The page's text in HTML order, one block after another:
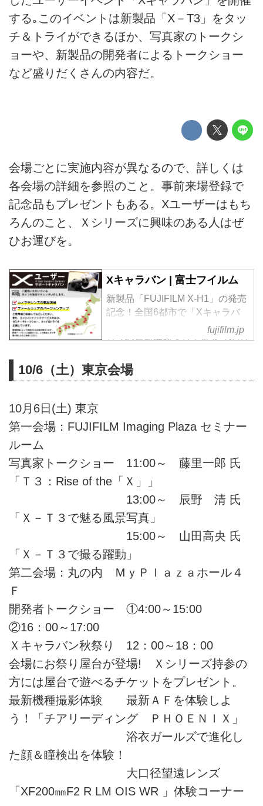
する｡このイベントは新製品「X－T3」をタッ
チ＆トライができるほか、写真家のトークシ
ョーや、新製品の開発者によるトークショー
など盛りだくさんの内容だ。
会場ごとに実施内容が異なるので、詳しくは
各会場の詳細を参照のこと。事前来場登録で
記念品もプレゼントもある。Xユーザーはもち
ろんのこと、Ｘシリーズに興味のある人はぜ
ひお運びを。
Xキャラバン | 富士フイルム
新製品「FUJIFILM X-H1」の発売
記念！全国6都市で「Xキャラバ
ン」を開催！写真家のワークショ
ップや最新機種タッチ＆トライの
会などXユーザーやXシリーズに
興味をお持ちの方にも楽しんでい
fujifilm.jp
10/6（土）東京会場
10月6日(土) 東京
第一会場：FUJIFILM Imaging Plaza セミナー
ルーム
写真家トークショー 11:00～ 藤里一郎 氏
「Ｔ３：Rise of the「Ｘ」」
13:00～ 辰野 清 氏
「Ｘ－Ｔ３で魅る風景写真」
15:00～ 山田高央 氏
「Ｘ－Ｔ３で撮る躍動」
第二会場：丸の内 ＭｙＰｌａｚａホール４
Ｆ
開発者トークショー ①4:00～15:00
②16：00～17:00
Ｘキャラバン秋祭り 12：00～18：00
会場にお祭り屋台が登場! Ｘシリーズ持参の
方には屋台で遊べるチケットをプレゼント。
最新機種撮影体験 最新ＡＦを体験しよ
う！「チアリーディング ＰＨＯＥＮＩＸ」
浴衣ガールズで進化し
た顔＆瞳検出を体験！
大口径望遠レンズ
「XF200㎜F2 R LM OIS WR 」体験コーナー